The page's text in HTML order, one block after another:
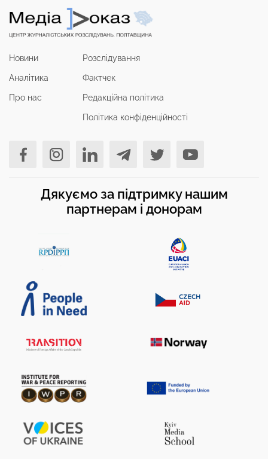
Новини
Аналітика
Про нас
Розслідування
Фактчек
Редакційна політика
Політика конфіденційності
Дякуємо за підтримку нашим
партнерам і донорам